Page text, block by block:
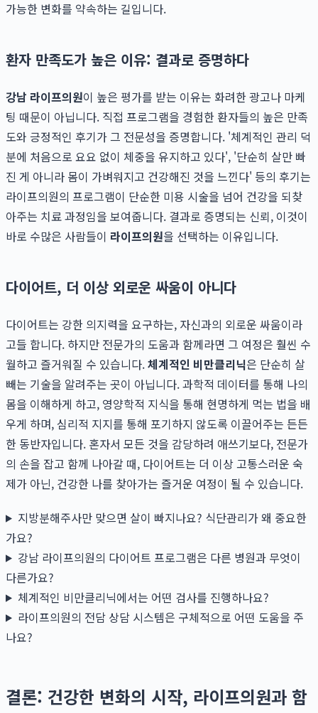
가능한 변화를 약속하는 길입니다.
환자 만족도가 높은 이유: 결과로 증명하다
강남 라이프의원이 높은 평가를 받는 이유는 화려한 광고나 마케
팅 때문이 아닙니다. 직접 프로그램을 경험한 환자들의 높은 만족
도와 긍정적인 후기가 그 전문성을 증명합니다. '체계적인 관리 덕
분에 처음으로 요요 없이 체중을 유지하고 있다', '단순히 살만 빠
진 게 아니라 몸이 가벼워지고 건강해진 것을 느낀다' 등의 후기는
라이프의원의 프로그램이 단순한 미용 시술을 넘어 건강을 되찾
아주는 치료 과정임을 보여줍니다. 결과로 증명되는 신뢰, 이것이
바로 수많은 사람들이 라이프의원을 선택하는 이유입니다.
다이어트, 더 이상 외로운 싸움이 아니다
다이어트는 강한 의지력을 요구하는, 자신과의 외로운 싸움이라
고들 합니다. 하지만 전문가의 도움과 함께라면 그 여정은 훨씬 수
월하고 즐거워질 수 있습니다.체계적인 비만클리닉은 단순히 살
빼는 기술을 알려주는 곳이 아닙니다. 과학적 데이터를 통해 나의
몸을 이해하게 하고, 영양학적 지식을 통해 현명하게 먹는 법을 배
우게 하며, 심리적 지지를 통해 포기하지 않도록 이끌어주는 든든
한 동반자입니다. 혼자서 모든 것을 감당하려 애쓰기보다, 전문가
의 손을 잡고 함께 나아갈 때, 다이어트는 더 이상 고통스러운 숙
제가 아닌, 건강한 나를 찾아가는 즐거운 여정이 될 수 있습니다.
지방분해주사만 맞으면 살이 빠지나요? 식단관리가 왜 중요한
가요?
강남 라이프의원의 다이어트 프로그램은 다른 병원과 무엇이
다른가요?
체계적인 비만클리닉에서는 어떤 검사를 진행하나요?
라이프의원의 전담 상담 시스템은 구체적으로 어떤 도움을 주
나요?
결론: 건강한 변화의 시작, 라이프의원과 함